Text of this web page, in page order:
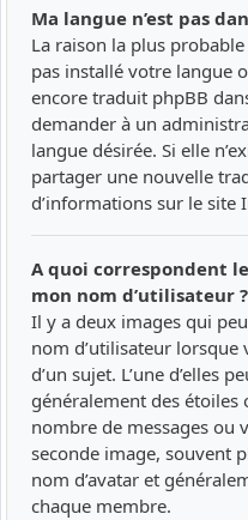
Ma langue n’est pas
La raison la plus
pas installé votre langue
encore traduit phpBB
demander à un
langue désirée. Si elle
partager une nouvelle
d’informations sur le site
A quoi correspondent
mon nom d’utilisateur ?
Il y a deux images qui
nom d’utilisateur lorsque
d’un sujet. L’une d’elles
généralement des
nombre de messages ou
seconde image, souvent
nom d’avatar et
chaque membre.